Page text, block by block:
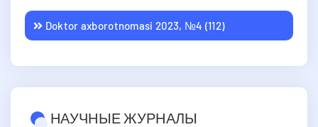
Doktor axborotnomasi 2023, №4 (112)
НАУЧНЫЕ ЖУРНАЛЫ